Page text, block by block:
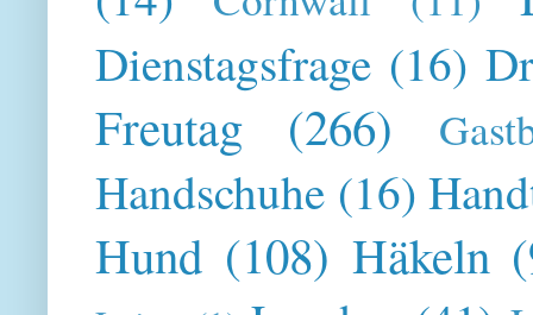
Dienstagsfrage (16)
Freutag (266)
Handschuhe (16)
Hund (108) Häkeln